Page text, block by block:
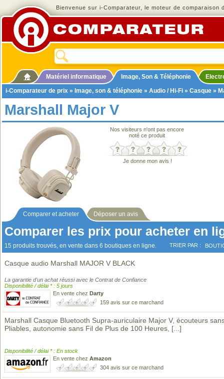
Bienvenue sur i-Comparateur, le moteur de comparaison
Matériel informatique Image, Son & Téléphonie
i-Comparateur de prix » Image, son & téléphonie » Audio / Hi-Fi » Casque »
Marshall Major V
Nos visiteurs n'ont pas encore
noté ce produit
Je donne mon avis !
Comparer et acheter Déposer un avis
Comparer les prix pour acheter en
15 produits trouvés, en vente dans 6 boutiques en ligne. TRIER PAR :
Casque audio Marshall MAJOR V BLACK
La garantie d'un achat réussi avec le Contrat de Confiance
Disponibilité / délai * : 5 jours
En vente chez Darty
159 avis sur ce marchand
Marshall Casque Bluetooth Supra-auriculaire Major V, écouteurs
Pliables, autonomie sans Fil de Plus de 100 Heures, [...]
Disponibilité / délai * : En stock
En vente chez Amazon
304 avis sur ce marchand